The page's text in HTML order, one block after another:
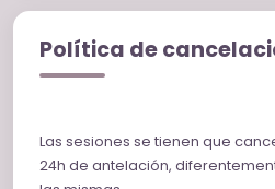
Política de
Las sesiones se tienen que
24h de antelación,